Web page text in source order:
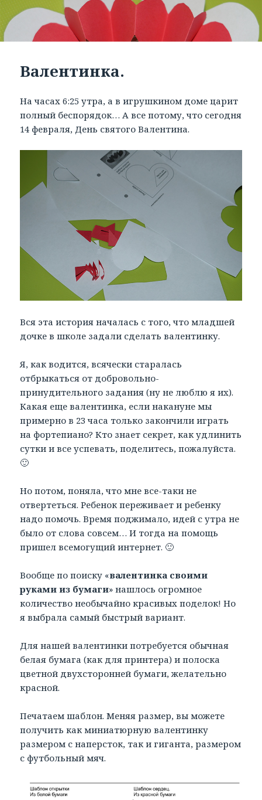
Валентинка.
На часах 6:25 утра, а в игрушкином доме царит
полный беспорядок… А все потому, что сегодня
14 февраля, День святого Валентина.
Вся эта история началась с того, что младшей
дочке в школе задали сделать валентинку.
Я, как водится, всячески старалась
отбрыкаться от добровольно-
принудительного задания (ну не люблю я их).
Какая еще валентинка, если накануне мы
примерно в 23 часа только закончили играть
на фортепиано? Кто знает секрет, как удлинить
сутки и все успевать, поделитесь, пожалуйста.
🙂
Но потом, поняла, что мне все-таки не
отвертеться. Ребенок переживает и ребенку
надо помочь. Время поджимало, идей с утра не
было от слова совсем… И тогда на помощь
пришел всемогущий интернет. 🙂
Вообще по поиску «валентинка своими
руками из бумаги» нашлось огромное
количество необычайно красивых поделок! Но
я выбрала самый быстрый вариант.
Для нашей валентинки потребуется обычная
белая бумага (как для принтера) и полоска
цветной двухсторонней бумаги, желательно
красной.
Печатаем шаблон. Меняя размер, вы можете
получить как миниатюрную валентинку
размером с наперсток, так и гиганта, размером
с футбольный мяч.